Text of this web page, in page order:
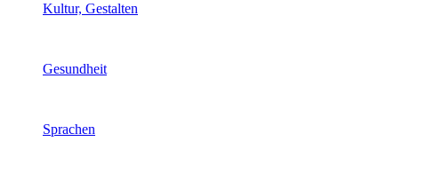
Kultur, Gestalten
Gesundheit
Sprachen